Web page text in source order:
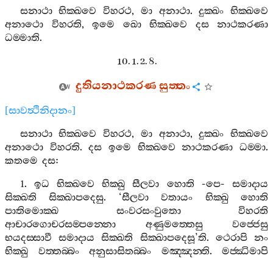
සනාථා භික‍්ඛවෙ විහරථ, මා අනාථා.දුක‍්ඛං භික‍්ඛවෙ
අනාථො
විහරති, ඉමෙ ඛො භික‍්ඛවෙ දස
නාථකරණා
ධම‍්මාති.
10. 1. 2. 8.
දුතියනාථකරණසුත‍්තං
[සාවත්‍ථිනිදානං]
සනාථා භික‍්ඛවෙ විහරථ, මා අනාථා,දුක‍්ඛං භික‍්ඛවෙ
අනාථො විහරති.දස ඉමෙ භික‍්ඛවෙ නාථකරණා ධම‍්මා.
කතමෙ දස:
1. ඉධ භික‍්ඛවෙ භික‍්ඛු සීලවා හොති -පෙ-සමාදාය
සික‍්ඛති
සික‍්ඛාපදෙසු. ‘සීලවා වතායං භික‍්ඛු
හොති
පාතිමොක‍්ඛ
සංවරසංවුතො
විහරති
ආචාරගොචරසම‍්පන‍්නො
අණුමත‍්තෙසු
වජ‍්ජෙසු
භයදස‍්සාවී
සමාදාය සික‍්ඛති සික‍්ඛාපදෙසූ’ති. ථෙරාපි නං
භික‍්ඛු
වත‍්තබ‍්බං අනුසාසිතබ‍්බං මඤ‍්ඤන‍්ති. මජ‍්ඣිමාපි